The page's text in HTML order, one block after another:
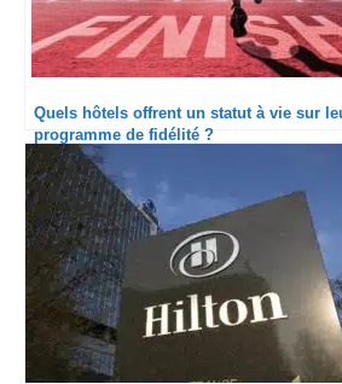
Quels hôtels offrent un statut à vie sur
programme de fidélité ?